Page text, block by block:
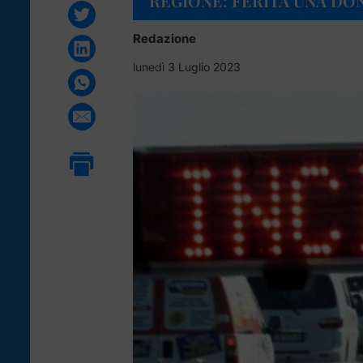
Redazione
lunedì 3 Luglio 2023